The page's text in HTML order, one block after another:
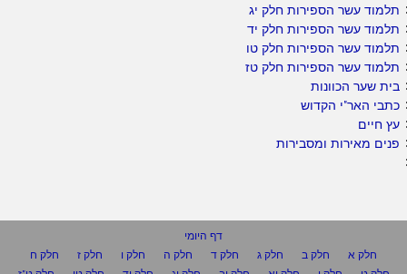
תלמוד עשר הספירות חלק יג
תלמוד עשר הספירות חלק יד
תלמוד עשר הספירות חלק טו
תלמוד עשר הספירות חלק טז
בית שער הכוונות
כתבי האר"י הקדוש
עץ חיים
פנים מאירות ומסבירות
דף היומי
חלק א
חלק ב חלק ג חלק ד חלק ה חלק ו חלק ז
חלק ח